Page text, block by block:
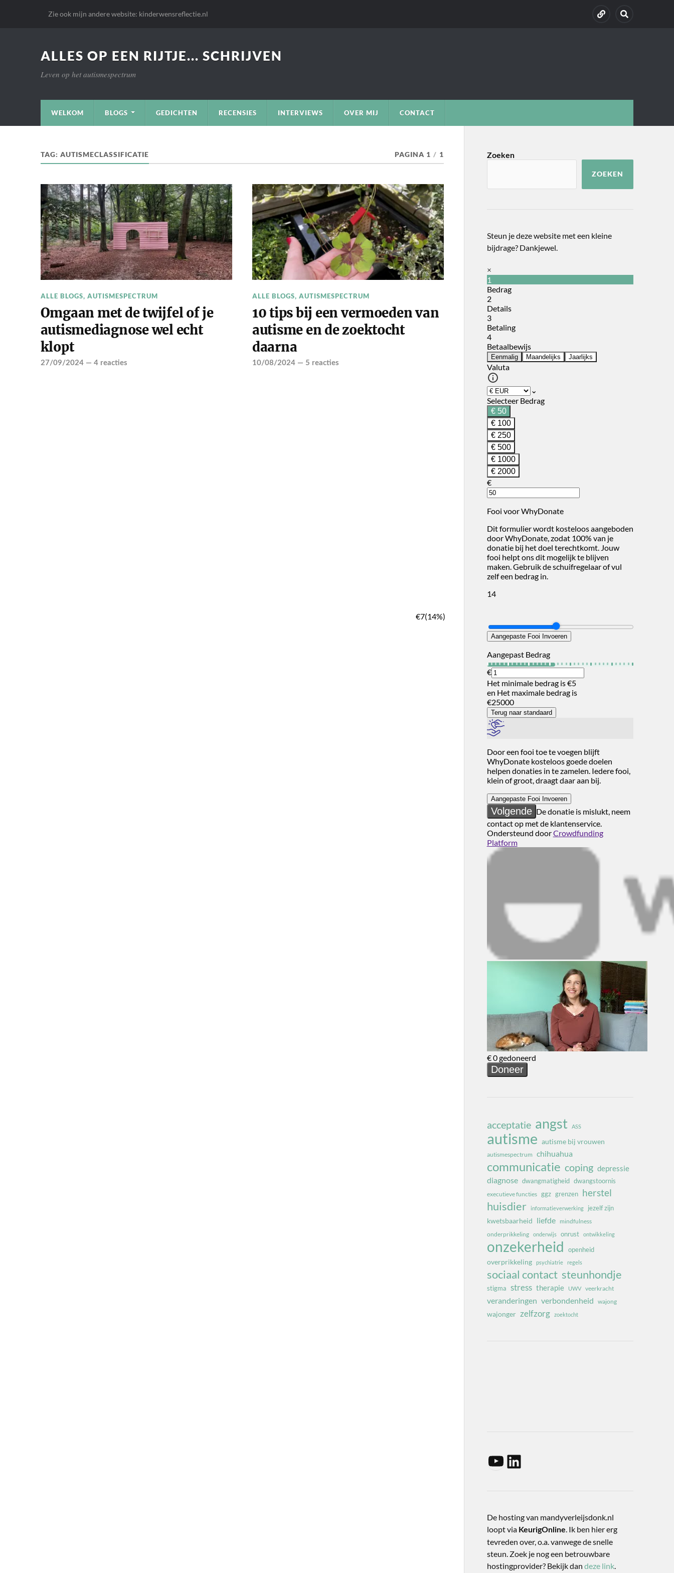
Zie ook mijn andere website: kinderwensreflectie.nl
ALLES OP EEN RIJTJE... SCHRIJVEN
Leven op het autismespectrum
WELKOM BLOGS GEDICHTEN RECENSIES INTERVIEWS OVER MIJ CONTACT
TAG: AUTISMECLASSIFICATIE PAGINA 1 / 1
ALLE BLOGS, AUTISMESPECTRUM
Omgaan met de twijfel of je
autismediagnose wel echt
klopt
27/09/2024— 4 reacties
ALLE BLOGS, AUTISMESPECTRUM
10 tips bij een vermoeden van
autisme en de zoektocht
daarna
10/08/2024— 5 reacties
Zoeken
ZOEKEN
Steun je deze website met een kleine
bijdrage? Dankjewel.
acceptatie angst ASS
autisme autisme bij vrouwen
autismespectrum chihuahua
communicatie coping depressie
diagnose dwangmatigheid dwangstoornis
executieve functies ggz grenzen herstel
huisdier informatieverwerking jezelf zijn
kwetsbaarheid liefde
mindfulness
onderprikkeling
onderwijs onrust ontwikkeling
onzekerheid openheid
overprikkeling psychiatrie regels
sociaal contact steunhondje
stigma stress therapie UWV veerkracht
veranderingen verbondenheid wajong
wajonger zelfzorg zoektocht
De hosting van mandyverleijsdonk.nl
loopt via KeurigOnline. Ik ben hier erg
tevreden over, o.a. vanwege de snelle
steun. Zoek je nog een betrouwbare
hostingprovider? Bekijk dan deze link.